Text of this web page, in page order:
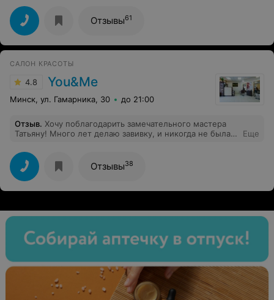
Отзывы61
САЛОН КРАСОТЫ
4.8 You&Me
Минск, ул. Гамарника, 30 до 21:00
Отзыв. Хочу поблагодарить замечательного мастера
Татьяну! Много лет делаю завивку, и никогда не была
единственный мастер который справился с этой
задачей на 100%! Успехов Вам и процветания! А
прическу я доверять буду только Вам!
Еще
Отзывы38